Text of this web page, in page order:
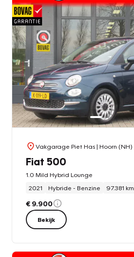
Vakgarage Piet Has| Hoorn (NH)
Fiat 500
1.0 Mild Hybrid Lounge
2021
Hybride - Benzine 97.381 km
€ 9.900
Bekijk